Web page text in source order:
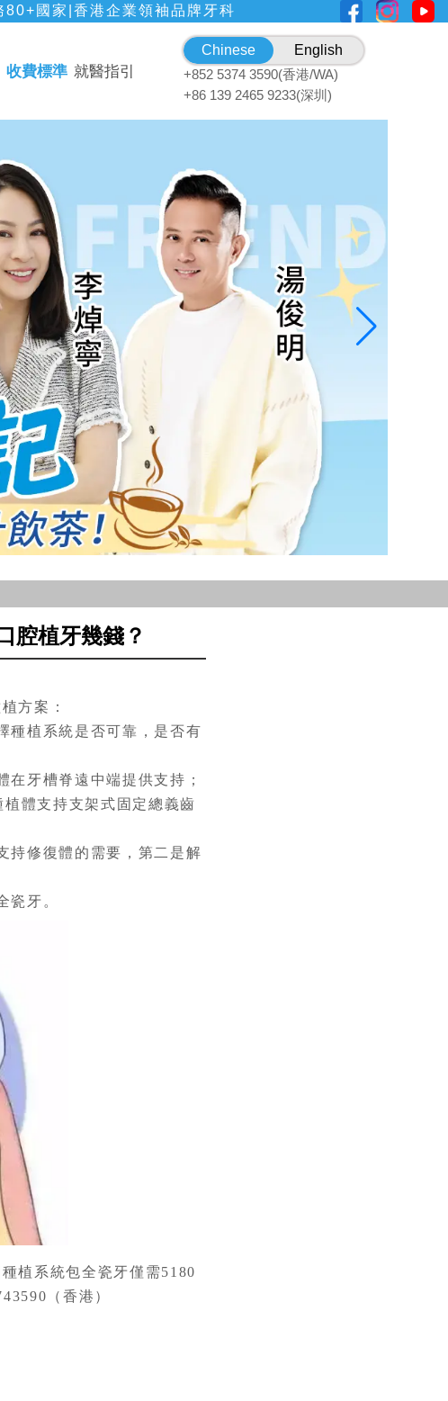
國家|香港企業領袖品牌牙科
收費標準 就醫指引
Chinese
English
+852 5374 3590(香港/WA)
+86 139 2465 9233(深圳)
腔植牙幾錢？
方案：
種植系統是否可靠，是否有
牙槽脊遠中端提供支持；
體支持支架式固定總義齒
持修復體的需要，第二是解
瓷牙。
植系統包全瓷牙僅需5180
（香港）